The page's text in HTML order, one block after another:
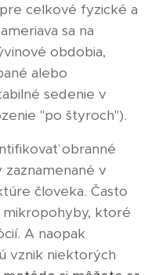
celkové fyzické a
sa na
obdobia,
alebo
sedenie v
"po štyroch").
obranné
v
človeka. Často
ktoré
A naopak
vznik niektorých